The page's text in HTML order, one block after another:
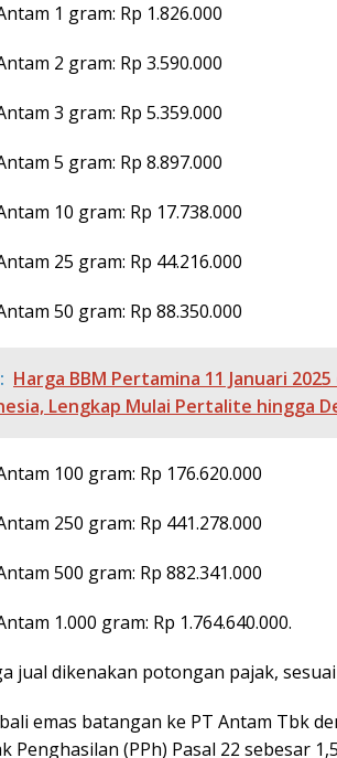
1 gram: Rp 1.826.000
2 gram: Rp 3.590.000
3 gram: Rp 5.359.000
5 gram: Rp 8.897.000
10 gram: Rp 17.738.000
25 gram: Rp 44.216.000
50 gram: Rp 88.350.000
Harga BBM Pertamina 11 Januari
Lengkap Mulai Pertalite hingga
100 gram: Rp 176.620.000
250 gram: Rp 441.278.000
500 gram: Rp 882.341.000
1.000 gram: Rp 1.764.640.000.
jual dikenakan potongan pajak,
emas batangan ke PT Antam Tbk
Penghasilan (PPh) Pasal 22 sebesar